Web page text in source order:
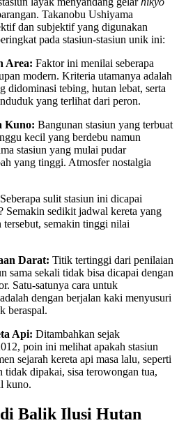
Takanobu Ushiyama
dan subjektif yang digunakan
pada stasiun-stasiun unik ini:
Area: Faktor ini menilai seberapa
modern. Kriteria utamanya adalah
didominasi tebing, hutan lebat, serta
yang terlihat dari peron.
Kuno: Bangunan stasiun yang terbuat
kecil yang berdebu namun
stasiun yang mulai pudar
yang tinggi. Atmosfer nostalgia
Seberapa sulit stasiun ini dicapai
Semakin sedikit jadwal kereta yang
tersebut, semakin tinggi nilai
Darat: Titik tertinggi dari penilaian
sama sekali tidak bisa dicapai dengan
Satu-satunya cara untuk
dengan berjalan kaki menyusuri
beraspal.
Api: Ditambahkan sejak
poin ini melihat apakah stasiun
sejarah kereta api masa lalu, seperti
tidak dipakai, sisa terowongan tua,
kuno.
Balik Ilusi Hutan